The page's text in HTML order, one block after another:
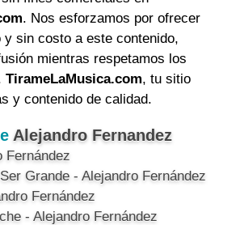
. Nos esforzamos por ofrecer
sin costo a este contenido,
mientras respetamos los
TirameLaMusica.com, tu sitio
y contenido de calidad.
Alejandro Fernandez
Fernández
Grande - Alejandro Fernández
Fernández
- Alejandro Fernández